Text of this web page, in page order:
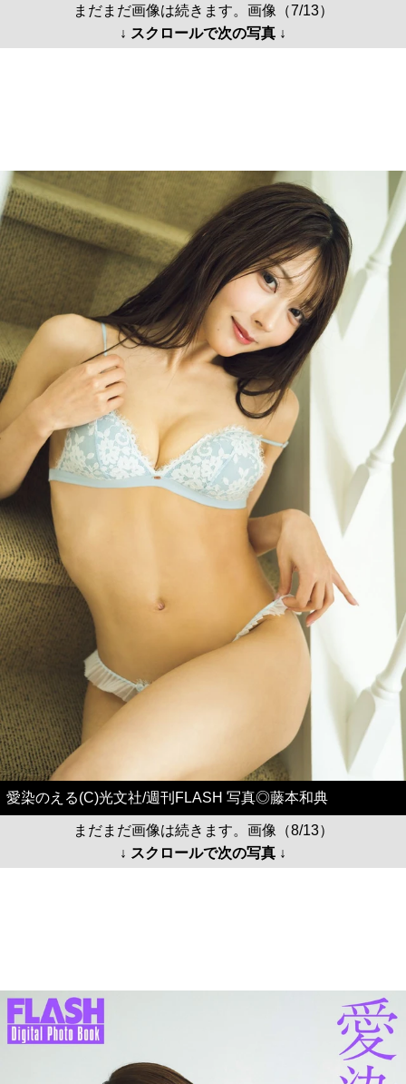
まだまだ画像は続きます。画像（7/13）
↓ スクロールで次の写真 ↓
愛染のえる(C)光文社/週刊FLASH 写真◎藤本和典
まだまだ画像は続きます。画像（8/13）
↓ スクロールで次の写真 ↓